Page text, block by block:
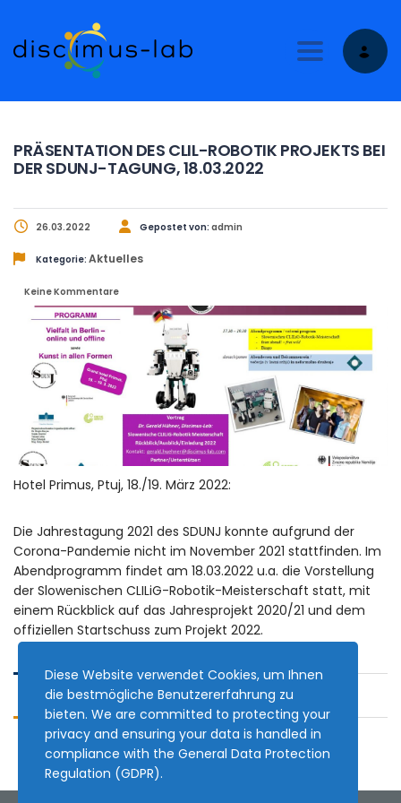
Toggle
PRÄSENTATION DES CLIL-ROBOTIK PROJEKTS BEI
DER SDUNJ-TAGUNG, 18.03.2022
26.03.2022 Gepostet von: admin
Kategorie: Aktuelles
Keine Kommentare
Hotel Primus, Ptuj, 18./19. März 2022:
Die Jahrestagung 2021 des SDUNJ konnte aufgrund der
Corona-Pandemie nicht im November 2021 stattfinden. Im
Abendprogramm findet am 18.03.2022 u.a. die Vorstellung
der Slowenischen CLILiG-Robotik-Meisterschaft statt, mit
einem Rückblick auf das Jahresprojekt 2020/21 und dem
offiziellen Startschuss zum Projekt 2022.
Diese Website verwendet Cookies, um Ihnen
die bestmögliche Benutzererfahrung zu
bieten. We are committed to protecting your
privacy and ensuring your data is handled in
compliance with the General Data Protection
Regulation (GDPR).